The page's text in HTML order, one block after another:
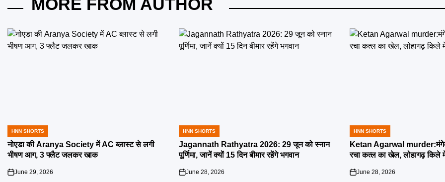
MORE FROM AUTHOR
POSTED
IN
HNN SHORTS
नोएडा की Aranya Society में AC ब्लास्ट से लगी
भीषण आग, 3 फ्लैट जलकर खाक
on
June 29, 2026
POSTED
IN
HNN SHORTS
Jagannath Rathyatra 2026: 29 जून को स्नान
पूर्णिमा, जानें क्यों 15 दिन बीमार रहेंगे भगवान
on
June 28, 2026
POSTED
IN
HNN SHORTS
Ketan Agarwal
रचा कत्ल का खेल, लोहागढ़ किले
on
June 28, 2026